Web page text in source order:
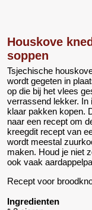
Houskove
soppen
Tsjechische
wordt gegeten in
op die bij het vlees
verrassend lekker. In
klaar pakken kopen.
naar een recept om
kreegdit recept van
wordt meestal
maken. Houd je niet
ook vaak
Recept voor
Ingredienten